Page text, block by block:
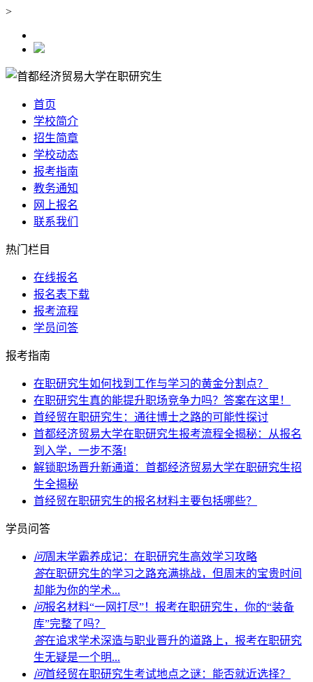
>
首页
学校简介
招生简章
学校动态
报考指南
教务通知
网上报名
联系我们
热门栏目
在线报名
报名表下载
报考流程
学员问答
报考指南
在职研究生如何找到工作与学习的黄金分割点？
在职研究生真的能提升职场竞争力吗？答案在这里！
首经贸在职研究生：通往博士之路的可能性探讨
首都经济贸易大学在职研究生报考流程全揭秘：从报名
到入学，一步不落!
解锁职场晋升新通道：首都经济贸易大学在职研究生招
生全揭秘
首经贸在职研究生的报名材料主要包括哪些？
学员问答
问周末学霸养成记：在职研究生高效学习攻略
答在职研究生的学习之路充满挑战，但周末的宝贵时间
却能为你的学术...
问报名材料“一网打尽”！报考在职研究生，你的“装备
库”完整了吗？
答在追求学术深造与职业晋升的道路上，报考在职研究
生无疑是一个明...
问首经贸在职研究生考试地点之谜：能否就近选择？